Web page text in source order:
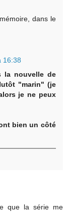
dans le
16:38
la nouvelle de
"marin" (je
je ne peux
bien un côté
que la série me